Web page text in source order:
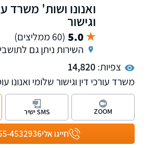
ואנונו ושות' משרד
וגישור
5.0 (60 ממליצים)
השירות ניתן גם לתושבי
צפיות:14,820
משרד עורכי דין וגישור שלומי ואנונו
המשפחה והמעמד האישי על כל
האזרחי: תביעות בנושא לשון הרע,
ופינוי מושכר. בנוסף, פועלת
חייגו אלי4532936
ZOOM SMS ישיר